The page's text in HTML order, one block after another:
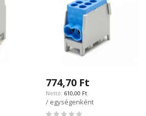
774,70 Ft
610,00 Ft
/ egységenként
Rating: